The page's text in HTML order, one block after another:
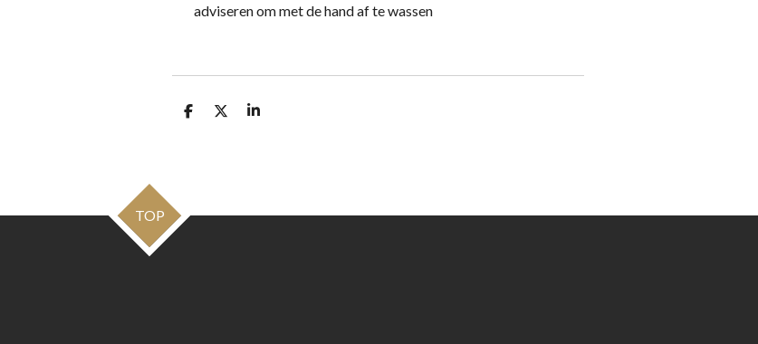
adviseren om met de hand af te wassen
D
D
S
TOP